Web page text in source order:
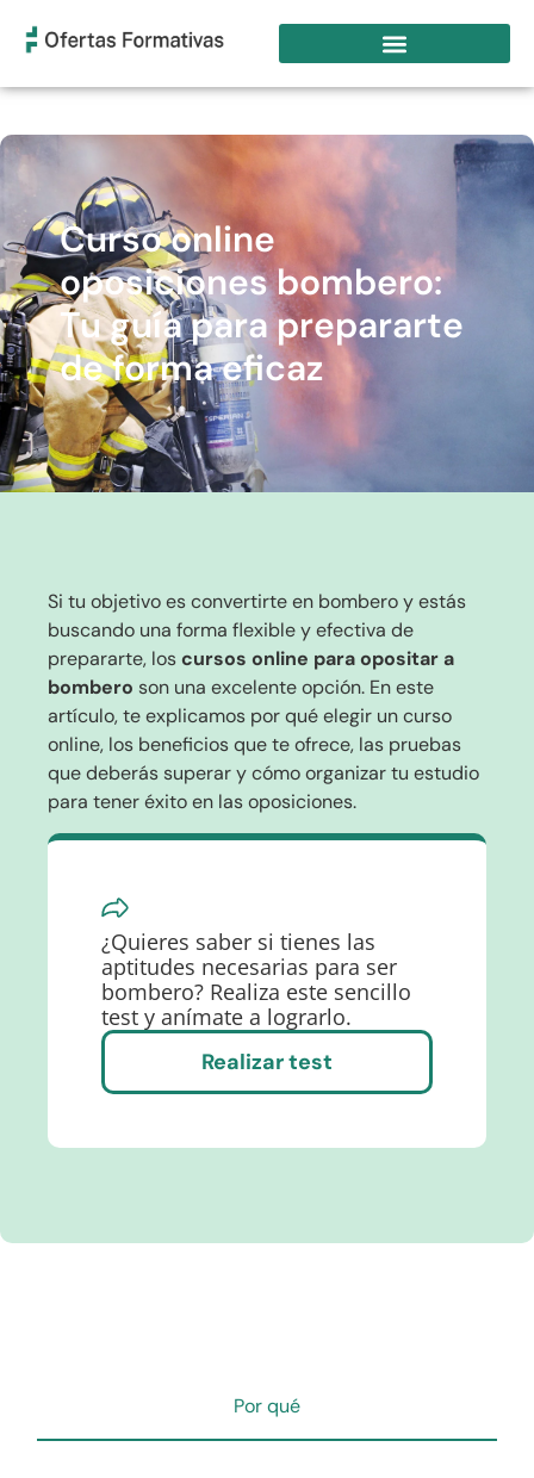
Curso online
oposiciones bombero:
Tu guía para prepararte
de forma eficaz
Si tu objetivo es convertirte en bombero y estás
buscando una forma flexible y efectiva de
prepararte, loscursos online para opositar a
bombero son una excelente opción. En este
artículo, te explicamos por qué elegir un curso
online, los beneficios que te ofrece, las pruebas
que deberás superar y cómo organizar tu estudio
para tener éxito en las oposiciones.
¿Quieres saber si tienes las
aptitudes necesarias para ser
bombero? Realiza este sencillo
test y anímate a lograrlo.
Realizar test
Por qué